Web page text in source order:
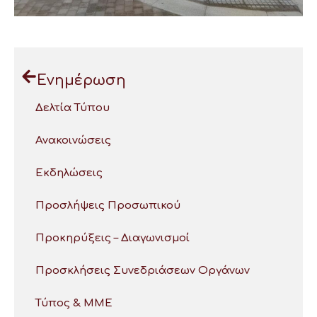
Ενημέρωση
Δελτία Τύπου
Ανακοινώσεις
Εκδηλώσεις
Προσλήψεις Προσωπικού
Προκηρύξεις – Διαγωνισμοί
Προσκλήσεις Συνεδριάσεων Οργάνων
Τύπος & ΜΜΕ